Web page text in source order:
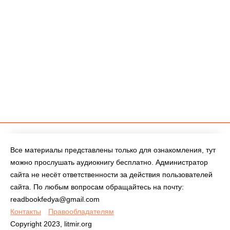
Все материалы представлены только для ознакомления, тут
можно прослушать аудиокнигу бесплатно. Администратор
сайта не несёт ответственности за действия пользователей
сайта. По любым вопросам обращайтесь на почту:
readbookfedya@gmail.com
Контакты
Правообладателям
Copyright 2023, litmir.org